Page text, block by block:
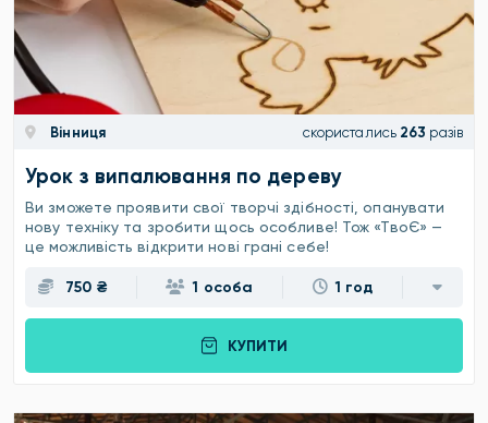
Вінниця скористались 263 разів
Урок з випалювання по дереву
Ви зможете проявити свої творчі здібності, опанувати
нову техніку та зробити щось особливе! Тож «ТвоЄ» —
це можливість відкрити нові грані себе!
750 ₴ 1 особа 1 год
КУПИТИ